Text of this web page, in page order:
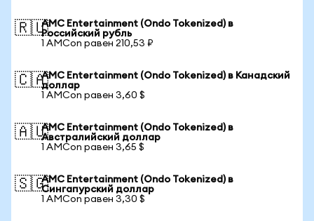
🇷🇺AMC Entertainment (Ondo Tokenized) в
Российский рубль
1 AMCon равен 210,53 ₽
🇨🇦AMC Entertainment (Ondo Tokenized) в Канадский
доллар
1 AMCon равен 3,60 $
🇦🇺AMC Entertainment (Ondo Tokenized) в
Австралийский доллар
1 AMCon равен 3,65 $
🇸🇬AMC Entertainment (Ondo Tokenized) в
Сингапурский доллар
1 AMCon равен 3,30 $